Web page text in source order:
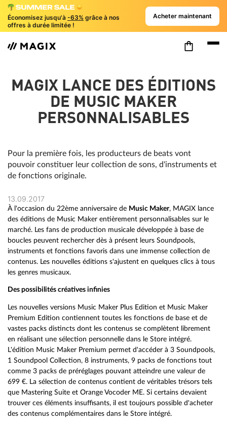
Économisez jusqu'à -63% grâce à nos
offres à durée limitée !
Acheter maintenant
MAGIX LANCE DES ÉDITIONS
DE MUSIC MAKER
PERSONNALISABLES
Pour la première fois, les producteurs de beats vont
pouvoir constituer leur collection de sons, d'instruments et
de fonctions originale.
13.09.2017
À l'occasion du 22ème anniversaire de Music Maker, MAGIX lance
des éditions de Music Maker entièrement personnalisables sur le
marché. Les fans de production musicale développée à base de
boucles peuvent rechercher dès à présent leurs Soundpools,
instruments et fonctions favoris dans une immense collection de
contenus. Les nouvelles éditions s'ajustent en quelques clics à tous
les genres musicaux.
Des possibilités créatives infinies
Les nouvelles versions Music Maker Plus Edition et Music Maker
Premium Edition contiennent toutes les fonctions de base et de
vastes packs distincts dont les contenus se complètent librement
en réalisant une sélection personnelle dans le Store intégré.
L'édition Music Maker Premium permet d'accéder à 3 Soundpools,
1 Soundpool Collection, 8 instruments, 9 packs de fonctions tout
comme 3 packs de préréglages pouvant atteindre une valeur de
699 €. La sélection de contenus contient de véritables trésors tels
que Mastering Suite et Orange Vocoder ME. Si certains devaient
trouver ces éléments insuffisants, il est toujours possible d'acheter
des contenus complémentaires dans le Store intégré.